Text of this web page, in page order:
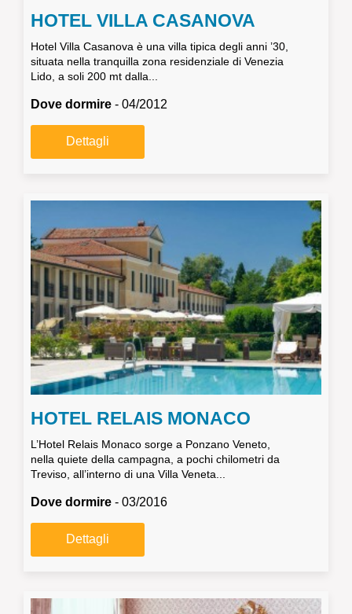
HOTEL VILLA CASANOVA
Hotel Villa Casanova è una villa tipica degli anni ’30,
situata nella tranquilla zona residenziale di Venezia
Lido, a soli 200 mt dalla...
Dove dormire - 04/2012
Dettagli
HOTEL RELAIS MONACO
L’Hotel Relais Monaco sorge a Ponzano Veneto,
nella quiete della campagna, a pochi chilometri da
Treviso, all’interno di una Villa Veneta...
Dove dormire - 03/2016
Dettagli